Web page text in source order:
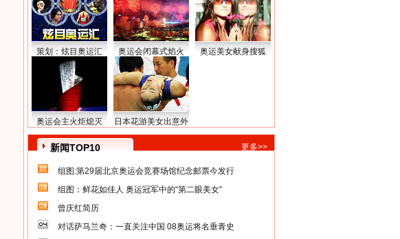
策划：炫目奥运汇 奥运会闭幕式焰火 奥运美女献身搜狐
奥运会主火炬熄灭 日本花游美女出意外
新闻TOP10 更多>>
组图:第29届北京奥运会竞赛场馆纪念邮票今发行
组图：鲜花如佳人 奥运冠军中的“第二眼美女”
曾庆红简历
对话萨马兰奇：一直关注中国 08奥运将名垂青史